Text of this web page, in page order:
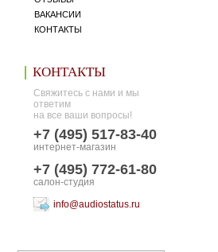
ВАКАНСИИ
КОНТАКТЫ
КОНТАКТЫ
Свяжитесь с нами и мы
ответим
на все ваши вопросы!
+7 (495) 517-83-40
интернет-магазин
+7 (495) 772-61-80
салон-студия
info@audiostatus.ru